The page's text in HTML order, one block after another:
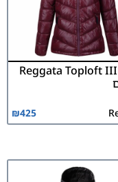
מעיל Reggata Toploft III
₪425